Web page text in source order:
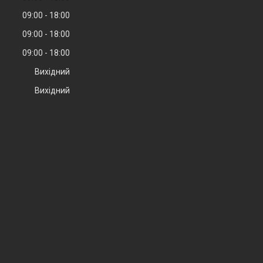
09:00
18:00
09:00
18:00
09:00
18:00
Вихідний
Вихідний